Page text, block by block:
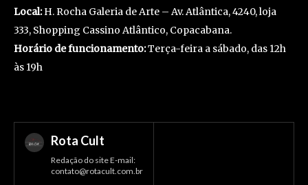
Local:H. Rocha Galeria de Arte – Av. Atlântica, 4240, loja
333, Shopping Cassino Atlântico, Copacabana.
Horário de funcionamento:Terça-feira a sábado, das 12h
às 19h
Rota Cult
Redação do site E-mail:
contato@rotacult.com.br